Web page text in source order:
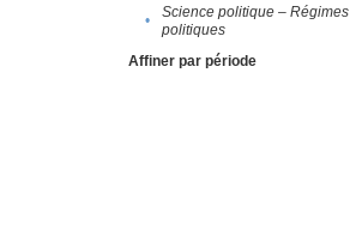
•
Science politique – Régimes
politiques
Affiner par période